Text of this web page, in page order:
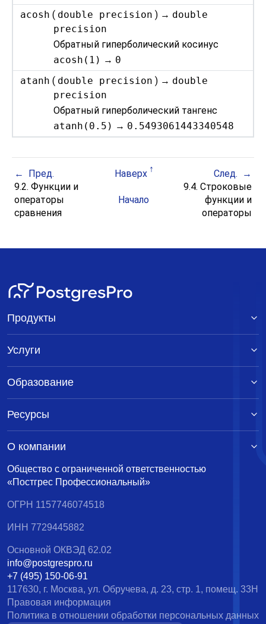
acosh ( double precision ) → double
precision
Обратный гиперболический косинус
acosh(1) → 0
atanh ( double precision ) → double
precision
Обратный гиперболический тангенс
atanh(0.5) → 0.5493061443340548
Пред. Наверх
След.
9.2. Функции и
операторы
сравнения
Начало
9.4. Строковые
функции и
операторы
Общество с ограниченной ответственностью
«Постгрес Профессиональный»
ОГРН 1157746074518
ИНН 7729445882
Основной ОКВЭД 62.02
info@postgrespro.ru
+7 (495) 150-06-91
117630, г. Москва, ул. Обручева, д. 23, стр. 1, помещ. 33Н
Правовая информация
Политика в отношении обработки персональных данных
Продукты
Услуги
Образование
Ресурсы
О компании